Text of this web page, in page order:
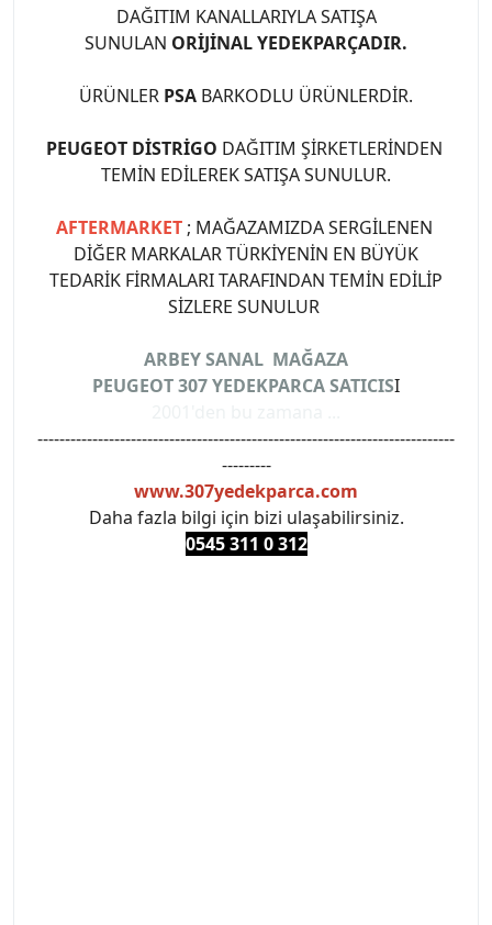
DAĞITIM KANALLARIYLA SATIŞA
SUNULAN ORİJİNAL YEDEKPARÇADIR.
ÜRÜNLER PSA BARKODLU ÜRÜNLERDİR.
PEUGEOT DİSTRİGO DAĞITIM ŞİRKETLERİNDEN
TEMİN EDİLEREK SATIŞA SUNULUR.
AFTERMARKET ; MAĞAZAMIZDA SERGİLENEN
DİĞER MARKALAR TÜRKİYENİN EN BÜYÜK
TEDARİK FİRMALARI TARAFINDAN TEMİN EDİLİP
SİZLERE SUNULUR
ARBEY SANAL MAĞAZA
PEUGEOT 307 YEDEKPARCA SATICISI
----------------------------------------------------------------------------
---------
www.307yedekparca.com
Daha fazla bilgi için bizi ulaşabilirsiniz.
0545 311 0 312